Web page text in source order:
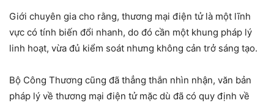
Giới chuyên gia cho rằng, thương mại điện tử là một lĩnh
vực có tính biến đổi nhanh, do đó cần một khung pháp lý
linh hoạt, vừa đủ kiểm soát nhưng không cản trở sáng tạo.
Bộ Công Thương cũng đã thẳng thắn nhìn nhận, văn bản
pháp lý về thương mại điện tử mặc dù đã có quy định về